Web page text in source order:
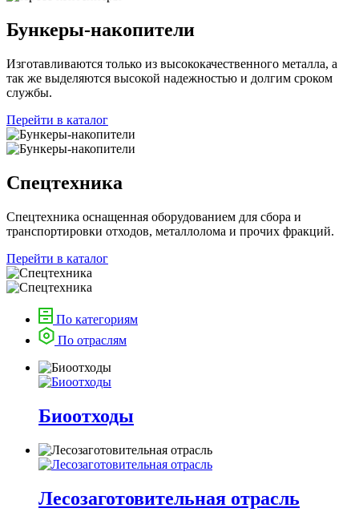
Бункеры-накопители
Изготавливаются только из высококачественного металла, а
так же выделяются высокой надежностью и долгим сроком
службы.
Перейти в каталог
Спецтехника
Спецтехника оснащенная оборудованием для сбора и
транспортировки отходов, металлолома и прочих фракций.
Перейти в каталог
По категориям
По отраслям
Биоотходы
Лесозаготовительная отрасль